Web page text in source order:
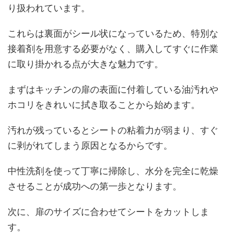
り扱われています。
これらは裏面がシール状になっているため、特別な
接着剤を用意する必要がなく、購入してすぐに作業
に取り掛かれる点が大きな魅力です。
まずはキッチンの扉の表面に付着している油汚れや
ホコリをきれいに拭き取ることから始めます。
汚れが残っているとシートの粘着力が弱まり、すぐ
に剥がれてしまう原因となるからです。
中性洗剤を使って丁寧に掃除し、水分を完全に乾燥
させることが成功への第一歩となります。
次に、扉のサイズに合わせてシートをカットしま
す。